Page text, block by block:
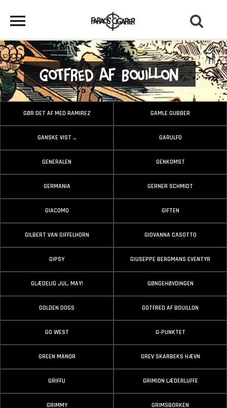
Gotfred Af Bouillon
GØR DET AF MED RAMIREZ GAMLE GUBBER
GANSKE VIST … GARULFO
GENERALEN GENKOMST
GERMANIA GERNER SCHMIDT
GIACOMO GIFTEN
GILBERT VAN GIFFELHORN GIOVANNA CASOTTO
GIPSY GIUSEPPE BERGMANS EVENTYR
GLÆDELIG JUL, MAY! GØNGEHØVDINGEN
GOLDEN DOGS GOTFRED AF BOUILLON
GO WEST G-PUNKTET
GREEN MANOR GREV SKARBEKS HÆVN
GRIFFU GRIMION LÆDERLUFFE
GRIMMY GRIMSBORKEN